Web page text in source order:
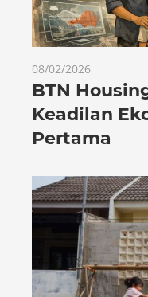
08/02/2026
BTN
Keadilan
Pertama